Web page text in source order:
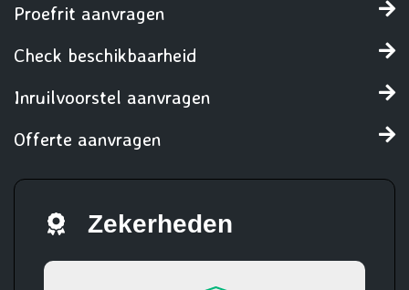
Proefrit aanvragen
Check beschikbaarheid
Inruilvoorstel aanvragen
Offerte aanvragen
Zekerheden